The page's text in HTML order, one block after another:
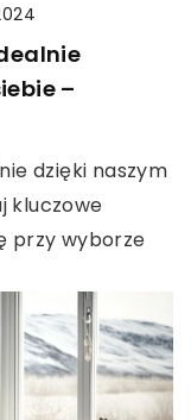
–
dzięki naszym
kluczowe
przy wyborze